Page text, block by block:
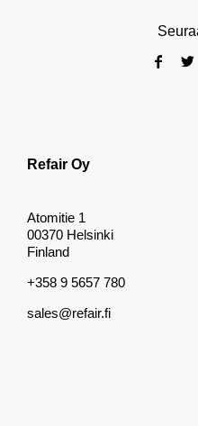
Refair Oy
Atomitie 1
00370 Helsinki
Finland
+358 9 5657 780
sales@refair.fi